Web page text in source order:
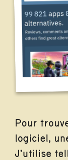
Pour
logiciel,
J’utilise